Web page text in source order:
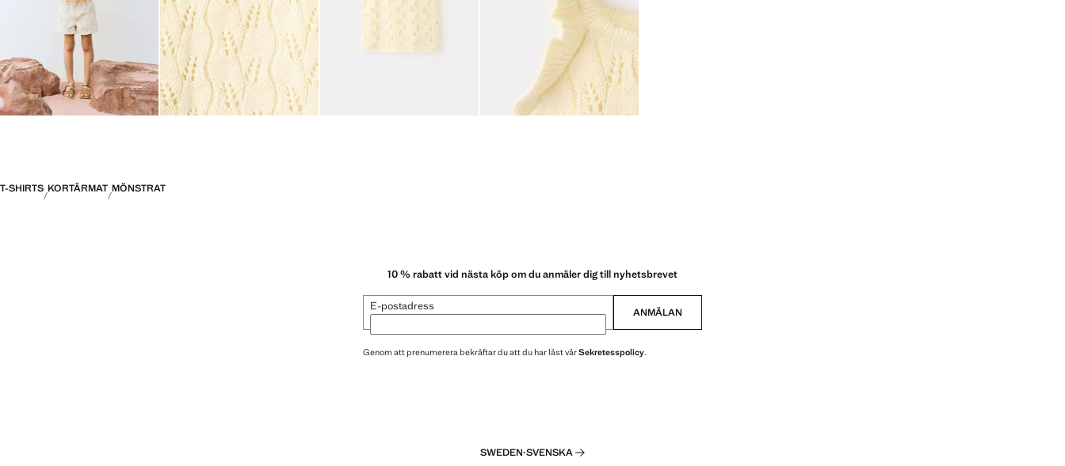
T-SHIRTS KORTÄRMAT MÖNSTRAT
10 % rabatt vid nästa köp om du anmäler dig till nyhetsbrevet
E-postadress ANMÄLAN
Genom att prenumerera bekräftar du att du har läst vårSekretesspolicy.
SWEDEN·SVENSKA